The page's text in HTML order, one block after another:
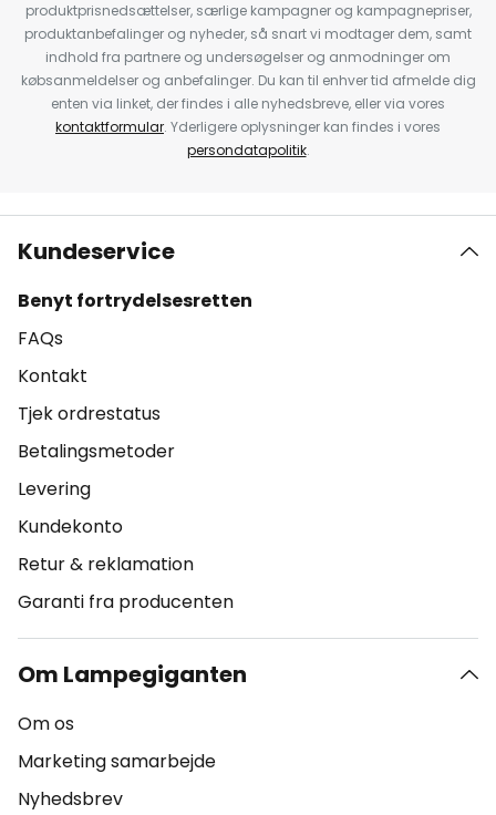
produktprisnedsættelser, særlige kampagner og kampagnepriser,
produktanbefalinger og nyheder, så snart vi modtager dem, samt
indhold fra partnere og undersøgelser og anmodninger om
købsanmeldelser og anbefalinger. Du kan til enhver tid afmelde dig
enten via linket, der findes i alle nyhedsbreve, eller via vores
kontaktformular. Yderligere oplysninger kan findes i vores
persondatapolitik.
Kundeservice
Benyt fortrydelsesretten
FAQs
Kontakt
Tjek ordrestatus
Betalingsmetoder
Levering
Kundekonto
Retur & reklamation
Garanti fra producenten
Om Lampegiganten
Om os
Marketing samarbejde
Nyhedsbrev